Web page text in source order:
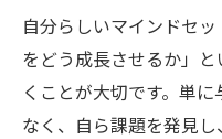
新しい視点を
セット実践
現場で役立つ
関係
自分らしいマインドセ
をどう成長させるか」
くことが大切です。単
なく、自ら課題を発見